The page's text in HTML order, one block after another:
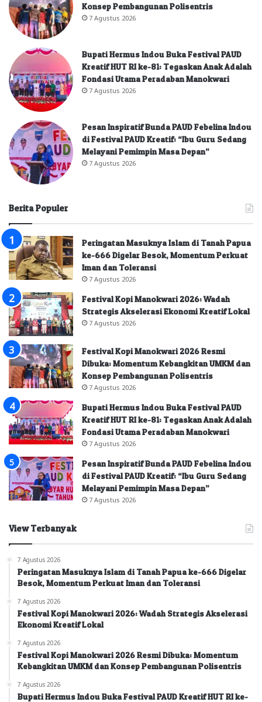
Konsep Pembangunan Polisentris
7 Agustus 2026
Bupati Hermus Indou Buka Festival PAUD
Kreatif HUT RI ke-81: Tegaskan Anak Adalah
Fondasi Utama Peradaban Manokwari
7 Agustus 2026
Pesan Inspiratif Bunda PAUD Febelina Indou
di Festival PAUD Kreatif: “Ibu Guru Sedang
Melayani Pemimpin Masa Depan”
7 Agustus 2026
Berita Populer
Peringatan Masuknya Islam di Tanah Papua
ke-666 Digelar Besok, Momentum Perkuat
Iman dan Toleransi
7 Agustus 2026
Festival Kopi Manokwari 2026: Wadah
Strategis Akselerasi Ekonomi Kreatif Lokal
7 Agustus 2026
Festival Kopi Manokwari 2026 Resmi
Dibuka: Momentum Kebangkitan UMKM dan
Konsep Pembangunan Polisentris
7 Agustus 2026
Bupati Hermus Indou Buka Festival PAUD
Kreatif HUT RI ke-81: Tegaskan Anak Adalah
Fondasi Utama Peradaban Manokwari
7 Agustus 2026
Pesan Inspiratif Bunda PAUD Febelina Indou
di Festival PAUD Kreatif: “Ibu Guru Sedang
Melayani Pemimpin Masa Depan”
7 Agustus 2026
View Terbanyak
7 Agustus 2026
Peringatan Masuknya Islam di Tanah Papua ke-666 Digelar
Besok, Momentum Perkuat Iman dan Toleransi
7 Agustus 2026
Festival Kopi Manokwari 2026: Wadah Strategis Akselerasi
Ekonomi Kreatif Lokal
7 Agustus 2026
Festival Kopi Manokwari 2026 Resmi Dibuka: Momentum
Kebangkitan UMKM dan Konsep Pembangunan Polisentris
7 Agustus 2026
Bupati Hermus Indou Buka Festival PAUD Kreatif HUT RI ke-